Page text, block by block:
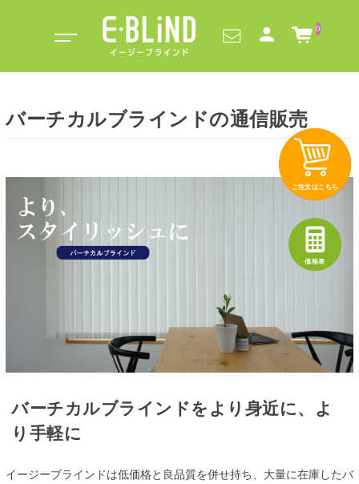
0
バーチカルブラインドの通信販売
バーチカルブラインドをより身近に、よ
り手軽に
イージーブラインドは低価格と良品質を併せ持ち、大量に在庫したバ
ご注文はこちら
価格表